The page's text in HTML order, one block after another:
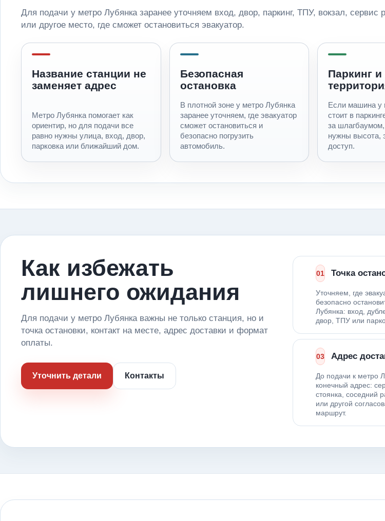
Для подачи у метро Лубянка заранее уточняем вход, двор, паркинг, ТПУ, вокзал, сервис
или другое место, где сможет остановиться эвакуатор.
Название станции не
заменяет адрес
Метро Лубянка помогает как
ориентир, но для подачи все
равно нужны улица, вход, двор,
парковка или ближайший дом.
Безопасная
остановка
В плотной зоне у метро Лубянка
заранее уточняем, где эвакуатор
сможет остановиться и
безопасно погрузить
автомобиль.
Паркинг и
Если машина у
стоит в
за
нужны высота,
доступ.
Как избежать
лишнего ожидания
Для подачи у метро Лубянка важны не только станция, но и
точка остановки, контакт на месте, адрес доставки и формат
оплаты.
Уточнить детали Контакты
01 Точка
Уточняем, где
безопасно
Лубянка: вход,
двор, ТПУ или
03 Адрес
До подачи к метро
конечный адрес:
стоянка, соседний
или другой
маршрут.